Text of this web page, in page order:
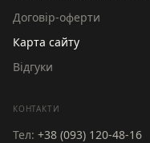
Договір-оферти
Карта сайту
Відгуки
КОНТАКТИ
Тел: +38 (093) 120-48-16